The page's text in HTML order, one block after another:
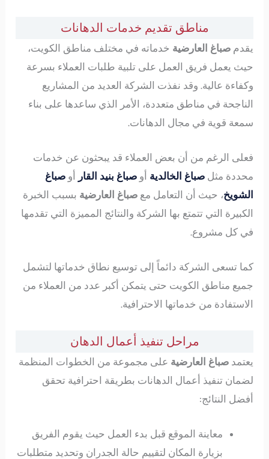
مناطق تقديم خدمات الدهانات
يقدمصباغ العارضية خدماته في مختلف مناطق الكويت،
حيث يعمل فريق العمل على تلبية طلبات العملاء بسرعة
وكفاءة عالية. وقد نفذت الشركة العديد من المشاريع
الناجحة في مناطق متعددة، الأمر الذي ساعدها على بناء
سمعة قوية في مجال الدهانات.
فعلى الرغم من أن بعض العملاء قد يبحثون عن خدمات
محددة مثلصباغ الخالدية أوصباغ بنيد القار أوصباغ
الشويخ، حيث أن التعامل معصباغ العارضية بسبب الخبرة
الكبيرة التي تتمتع بها الشركة والنتائج المميزة التي تقدمها
في كل مشروع.
كما تسعى الشركة دائماً إلى توسيع نطاق خدماتها لتشمل
جميع مناطق الكويت حتى يتمكن أكبر عدد من العملاء من
الاستفادة من خدماتها الاحترافية.
مراحل تنفيذ أعمال الدهان
يعتمدصباغ العارضية على مجموعة من الخطوات المنظمة
لضمان تنفيذ أعمال الدهانات بطريقة احترافية تحقق
أفضل النتائج:
معاينة الموقع قبل بدء العمل حيث يقوم الفريق
بزيارة المكان لتقييم حالة الجدران وتحديد متطلبات